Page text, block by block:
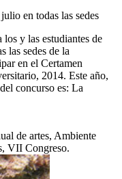
en todas las sedes
y las estudiantes de
las sedes de la
en el Certamen
2014. Este año,
concurso es: La
de artes, Ambiente
VII Congreso.